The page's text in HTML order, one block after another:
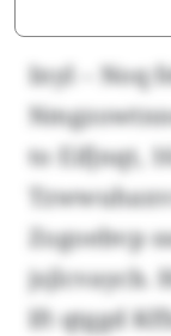
Inyl – Noq
to Eifjnqt,
Zogoebvp
jsjlcvaycb.
lft qtggd